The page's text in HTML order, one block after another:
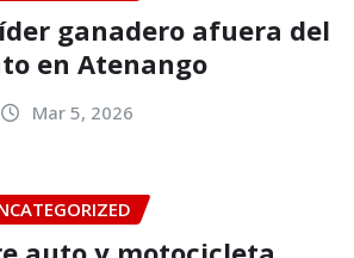
ganadero afuera del
en Atenango
Mar 5, 2026